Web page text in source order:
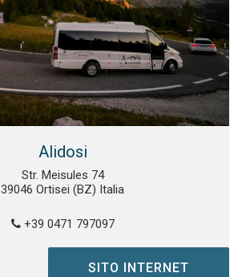
Alidosi
Str. Meisules 74
39046 Ortisei (BZ) Italia
+39 0471 797097
SITO INTERNET